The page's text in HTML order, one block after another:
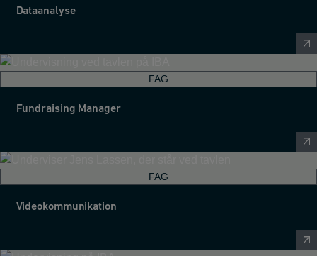
Dataanalyse
FAG
Fundraising Manager
FAG
Videokommunikation